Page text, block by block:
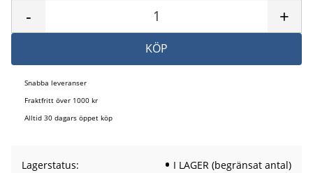
+
-
KÖP
Snabba leveranser
Fraktfritt över 1000 kr
Alltid 30 dagars öppet köp
Lagerstatus
I LAGER (begränsat antal)